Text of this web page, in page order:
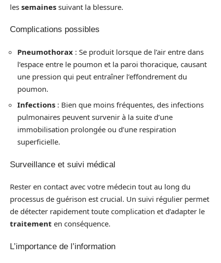
les semaines suivant la blessure.
Complications possibles
Pneumothorax : Se produit lorsque de l’air entre dans
l’espace entre le poumon et la paroi thoracique, causant
une pression qui peut entraîner l’effondrement du
poumon.
Infections : Bien que moins fréquentes, des infections
pulmonaires peuvent survenir à la suite d’une
immobilisation prolongée ou d’une respiration
superficielle.
Surveillance et suivi médical
Rester en contact avec votre médecin tout au long du
processus de guérison est crucial. Un suivi régulier permet
de détecter rapidement toute complication et d’adapter le
traitement en conséquence.
L’importance de l’information